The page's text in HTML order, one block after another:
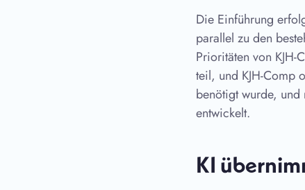
Die Einführung
parallel zu den
Prioritäten von
teil, und KJH-Comp
benötigt wurde, und
entwickelt.
KI